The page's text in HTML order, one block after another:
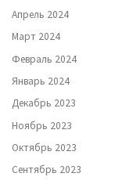
Апрель 2024
Март 2024
Февраль 2024
Январь 2024
Декабрь 2023
Ноябрь 2023
Октябрь 2023
Сентябрь 2023